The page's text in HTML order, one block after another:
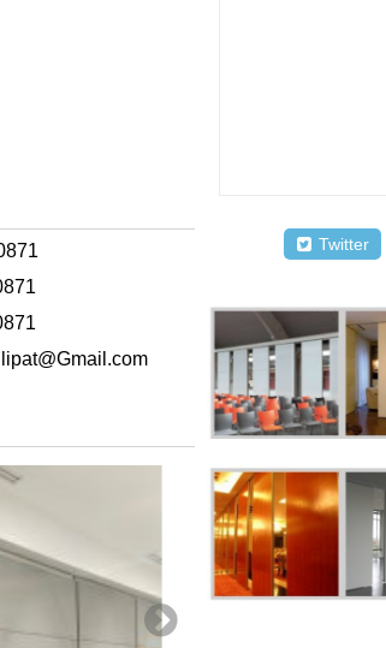
Twitter
SALE